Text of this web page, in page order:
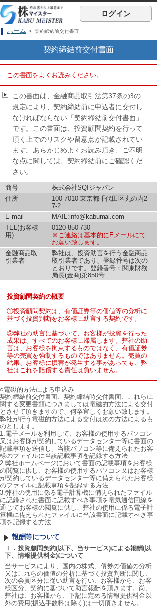
ログイン
ホーム > 契約締結前交付書面
契約締結前交付書面
この書面をよくお読みください。
この書面は、金融商品取引法第37条の3の
規定により、契約締結前に申込者に交付し
なければならない「契約締結前交付書面」
です。この書面は、投資顧問契約を行って
頂く上でのリスクや留意点が記載されてい
ます。あらかじめよくお読み頂き、ご不明
な点に関しては、契約締結前にご確認くだ
さい。
商号
株式会社SQIジャパン
住所
100-7010 東京都千代田区丸の内2-
7-2
E-mail
MAIL:info@kabumai.com
TEL(お客様
用)
0120-850-730
※ご連絡は基本的にEメールにて
お願い致します。
金融商品取
引業者
弊社は、投資助言を行う金融商品
取引業者であり、登録番号は次の
とおりです。登録番号：関東財務
局長(金商)第850号
投資顧問契約の概要
①投資顧問契約は、有価証券等の価値等の分析に
基づく投資判断をお客様に助言する契約です。
②弊社の助言に基づいて、お客様が投資を行った
成果は、すべてのお客様に帰属します。弊社の助
言は、お客様を拘束するものではなく、有価証券
等の売買を強制するものではありません。売買の
結果、お客様に損害が発生する事があっても、弊
社はこれを賠償する責任は負いません。
○電磁的方法による申込み
契約締結前交付書面、契約締結時交付書面、これらに
関する変更書類につきましては電磁的方法による交付
とさせて頂きますので、何卒宜しくお願い致します。
弊社が行う電磁的方法による交付は次の方法によるも
のとします。
1.電子メールを利用して、お客様の使用するパソコン
又はお客様が契約しているデータセンター等に書面の
記載事項を送信し、当該パソコン等に備えられたお客
様のファイルに当該記載事項を記録する方法
2.弊社ホームページにおいて書面の記載事項をお客様
の閲覧に供し、お客様の使用するパソコン又はお客様
が契約しているデータセンター等に備えられたお客様
のファイルに記載事項を記録する方法
3.弊社の使用に係る電子計算機に備えられたファイル
に記録された書面に記載すべき事項を電気通信回線を
通じてお客様の閲覧に供し、弊社の使用に係る電子計
算機に備えられたファイルに当該書面に記載すべき事
項を記録する方法
報酬等について
Ⅰ．投資顧問契約(以下、当サービス)による報酬(以
下、情報提供料金)について
当サービスにより、国内の株式、債券の価値の分析
又はこれらの価値の分析に基づく投資判断に関し、
次の会員区分に従い助言を行い、お客様から、お客
様区分、契約に基づいて助言報酬を頂きます。尚、
弊社は、お客様から、下記に定める情報提供料金以
外の費用(振込手数料は除く)は一切頂きません。